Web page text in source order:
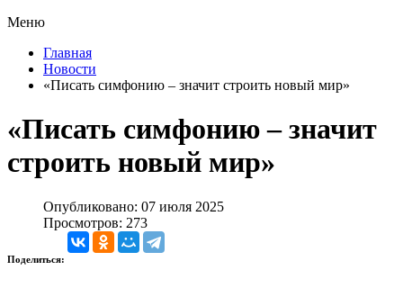
Меню
Главная
Новости
«Писать симфонию – значит строить новый мир»
«Писать симфонию – значит
строить новый мир»
Опубликовано: 07 июля 2025
Просмотров: 273
Поделиться: